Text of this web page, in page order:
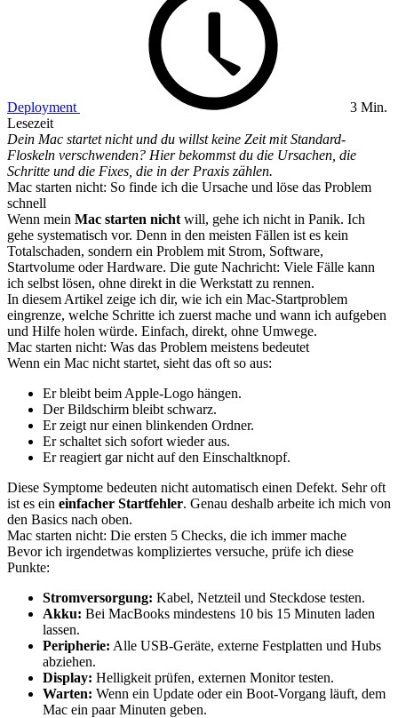
Deployment
3 Min.
Lesezeit
Dein Mac startet nicht und du willst keine Zeit mit Standard-
Floskeln verschwenden? Hier bekommst du die Ursachen, die
Schritte und die Fixes, die in der Praxis zählen.
Mac starten nicht: So finde ich die Ursache und löse das Problem
schnell
Wenn mein Mac starten nicht will, gehe ich nicht in Panik. Ich
gehe systematisch vor. Denn in den meisten Fällen ist es kein
Totalschaden, sondern ein Problem mit Strom, Software,
Startvolume oder Hardware. Die gute Nachricht: Viele Fälle kann
ich selbst lösen, ohne direkt in die Werkstatt zu rennen.
In diesem Artikel zeige ich dir, wie ich ein Mac-Startproblem
eingrenze, welche Schritte ich zuerst mache und wann ich aufgeben
und Hilfe holen würde. Einfach, direkt, ohne Umwege.
Mac starten nicht: Was das Problem meistens bedeutet
Wenn ein Mac nicht startet, sieht das oft so aus:
Er bleibt beim Apple-Logo hängen.
Der Bildschirm bleibt schwarz.
Er zeigt nur einen blinkenden Ordner.
Er schaltet sich sofort wieder aus.
Er reagiert gar nicht auf den Einschaltknopf.
Diese Symptome bedeuten nicht automatisch einen Defekt. Sehr oft
ist es ein einfacher Startfehler. Genau deshalb arbeite ich mich von
den Basics nach oben.
Mac starten nicht: Die ersten 5 Checks, die ich immer mache
Bevor ich irgendetwas kompliziertes versuche, prüfe ich diese
Punkte:
Stromversorgung: Kabel, Netzteil und Steckdose testen.
Akku: Bei MacBooks mindestens 10 bis 15 Minuten laden
lassen.
Peripherie: Alle USB-Geräte, externe Festplatten und Hubs
abziehen.
Display: Helligkeit prüfen, externen Monitor testen.
Warten: Wenn ein Update oder ein Boot-Vorgang läuft, dem
Mac ein paar Minuten geben.